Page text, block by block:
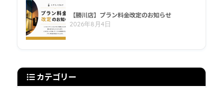
【勝川店】プラン料金改定のお知らせ
2026年8月4日
カテゴリー